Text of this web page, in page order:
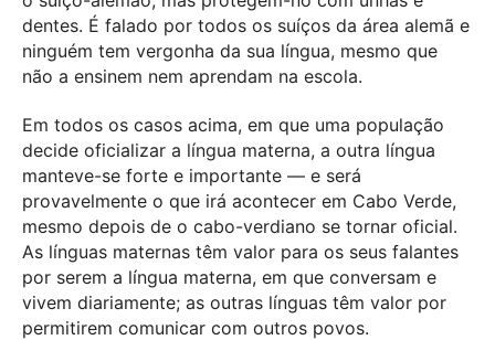
dentes. É falado por todos os suíços da área alemã e
ninguém tem vergonha da sua língua, mesmo que
não a ensinem nem aprendam na escola.
Em todos os casos acima, em que uma população
decide oficializar a língua materna, a outra língua
manteve-se forte e importante — e será
provavelmente o que irá acontecer em Cabo Verde,
mesmo depois de o cabo-verdiano se tornar oficial.
As línguas maternas têm valor para os seus falantes
por serem a língua materna, em que conversam e
vivem diariamente; as outras línguas têm valor por
permitirem comunicar com outros povos.